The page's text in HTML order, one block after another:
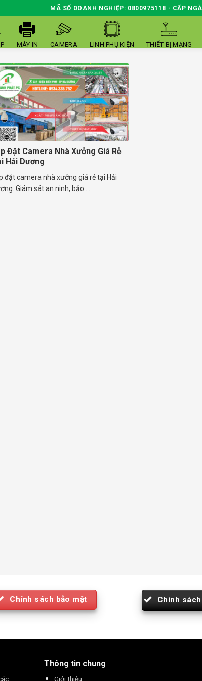
MÃ SỐ DOANH NGHIỆP: 0800975118 - CẤP
MÁY IN CAMERA LINH PHỤ KIỆN THIẾT BỊ MẠNG
Đặt Camera Nhà Xưởng Giá Rẻ
Hải Dương
đặt camera nhà xưởng giá rẻ tại Hải
Giám sát an ninh, bảo ...
Chính sách bảo mật Chính
Thông tin chung
Giới thiệu